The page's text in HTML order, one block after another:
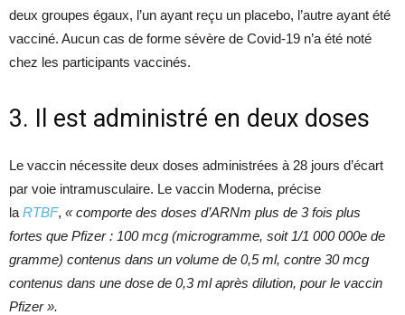
deux groupes égaux, l’un ayant reçu un placebo, l’autre ayant été
vacciné. Aucun cas de forme sévère de Covid-19 n’a été noté
chez les participants vaccinés.
3. Il est administré en deux doses
Le vaccin nécessite deux doses administrées à 28 jours d’écart
par voie intramusculaire. Le vaccin Moderna, précise
la RTBF, « comporte des doses d’ARNm plus de 3 fois plus
fortes que Pfizer : 100 mcg (microgramme, soit 1/1 000 000e de
gramme) contenus dans un volume de 0,5 ml, contre 30 mcg
contenus dans une dose de 0,3 ml après dilution, pour le vaccin
Pfizer ».